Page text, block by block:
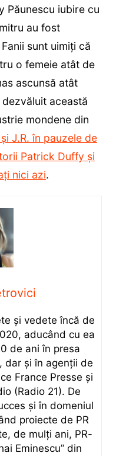
Păunescu iubire cu
au fost
sunt uimiți că
o femeie atât de
ascunsă atât
această
mondene din
J.R. în pauzele de
Patrick Duffy și
nici azi.
și vedete încă de
aducând cu ea
de ani în presa
dar și în agenții de
France Presse și
(Radio 21). De
și în domeniul
proiecte de PR
de mulți ani, PR-
Eminescu” din